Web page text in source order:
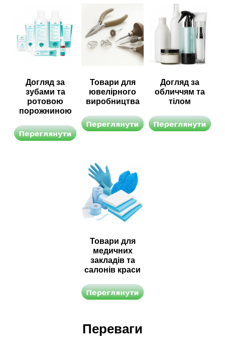
Догляд за
зубами та
ротовою
порожниною
Товари для
ювелірного
виробництва
Догляд за
обличчям та
тілом
Товари для
медичних
закладів та
салонів краси
Переваги